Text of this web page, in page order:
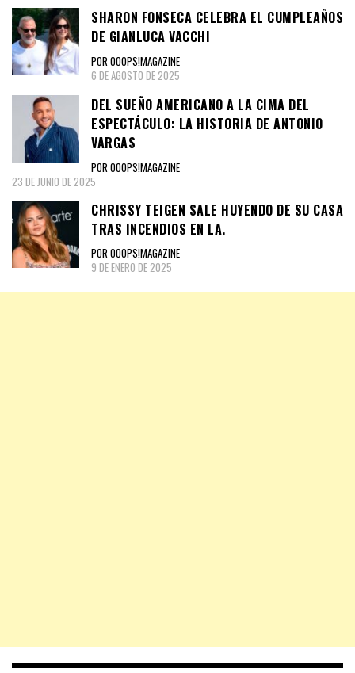
SHARON FONSECA CELEBRA EL CUMPLEAÑOS
DE GIANLUCA VACCHI
POR OOOPS!MAGAZINE
6 DE AGOSTO DE 2025
DEL SUEÑO AMERICANO A LA CIMA DEL
ESPECTÁCULO: LA HISTORIA DE ANTONIO
VARGAS
POR OOOPS!MAGAZINE
23 DE JUNIO DE 2025
CHRISSY TEIGEN SALE HUYENDO DE SU CASA
TRAS INCENDIOS EN LA.
POR OOOPS!MAGAZINE
9 DE ENERO DE 2025